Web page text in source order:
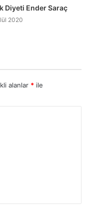
Diyeti Ender Saraç
2020
alanlar * ile